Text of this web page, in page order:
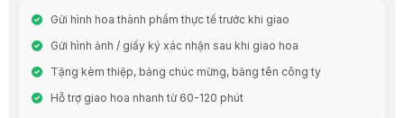
Gửi hình hoa thành phẩm thực tế trước khi giao
Gửi hình ảnh / giấy ký xác nhận sau khi giao hoa
Tặng kèm thiệp, bảng chúc mừng, bảng tên công ty
Hỗ trợ giao hoa nhanh từ 60-120 phút